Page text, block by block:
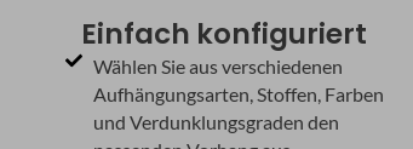
Einfach konfiguriert
Wählen Sie aus verschiedenen
Aufhängungsarten, Stoffen, Farben
und Verdunklungsgraden den